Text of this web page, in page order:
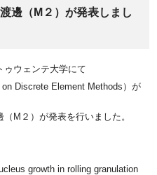
邊（M２）が発表しまし
ゥウェンテ大学にて
Discrete Element Methods）が
M２）が発表を行いました。
growth in rolling granulation